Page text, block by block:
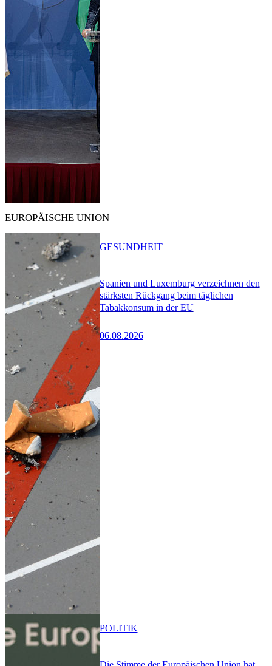
EUROPÄISCHE UNION
Spanien und Luxemburg verzeichnen den
stärksten Rückgang beim täglichen
Tabakkonsum in der EU
06.08.2026
GESUNDHEIT
POLITIK